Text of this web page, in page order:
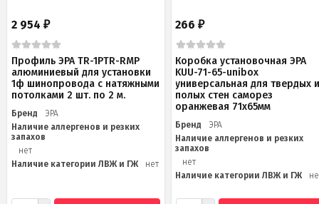
2 954 ₽
Профиль ЭРА TR-1PTR-RMP
алюминиевый для установки
1ф шинопровода с натяжными
потолками 2 шт. по 2 м.
Бренд
ЭРА
Наличие аллергенов и резких
запахов
нет
Наличие категории ЛВЖ и ГЖ
нет
266₽
Коробка установочная ЭРА
KUU-71-65-unibox
универсальная для твердых
полых стен саморез
оранжевая 71х65мм
Бренд
ЭРА
Наличие аллергенов и резких
запахов
нет
Наличие категории ЛВЖ и ГЖ